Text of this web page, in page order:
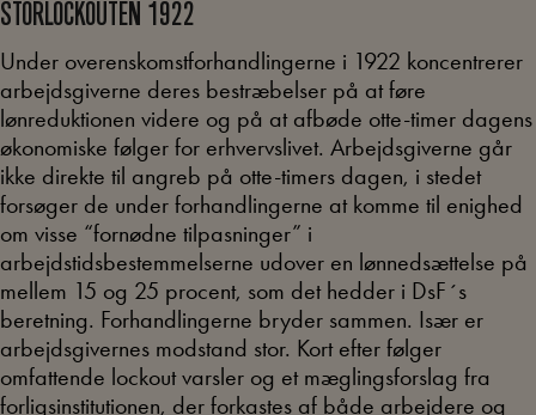
STORLOCKOUTEN 1922
Under overenskomstforhandlingerne i 1922 koncentrerer
arbejdsgiverne deres bestræbelser på at føre
lønreduktionen videre og på at afbøde otte-timer dagens
økonomiske følger for erhvervslivet. Arbejdsgiverne går
ikke direkte til angreb på otte-timers dagen, i stedet
forsøger de under forhandlingerne at komme til enighed
om visse “fornødne tilpasninger” i
arbejdstidsbestemmelserne udover en lønnedsættelse på
mellem 15 og 25 procent, som det hedder i DsF´s
beretning. Forhandlingerne bryder sammen. Især er
arbejdsgivernes modstand stor. Kort efter følger
omfattende lockout varsler og et mæglingsforslag fra
forligsinstitutionen, der forkastes af både arbejdere og